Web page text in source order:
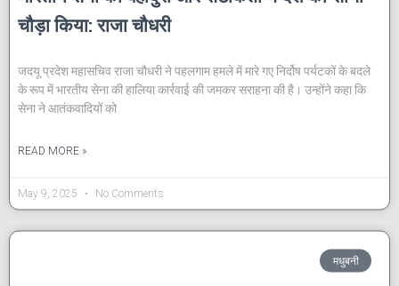
चौड़ा किया: राजा चौधरी
जदयू प्रदेश महासचिव राजा चौधरी ने पहलगाम हमले में मारे गए निर्दोष पर्यटकों के बदले
के रूप में भारतीय सेना की हालिया कार्रवाई की जमकर सराहना की है। उन्होंने कहा कि
सेना ने आतंकवादियों को
READ MORE »
May 9, 2025 No Comments
मधुबनी